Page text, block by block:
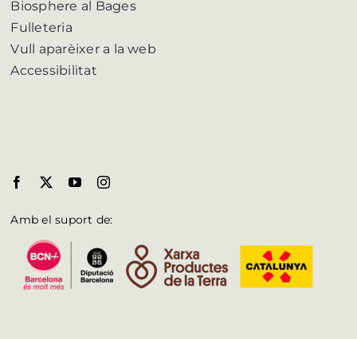
Biosphere al Bages
Fulleteria
Vull aparèixer a la web
Accessibilitat
Amb el suport de: